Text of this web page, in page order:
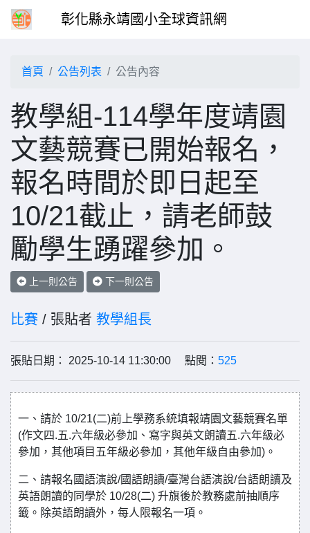
彰化縣永靖國小全球資訊網
首頁 公告列表 公告內容
教學組-114學年度靖園
文藝競賽已開始報名，
報名時間於即日起至
10/21截止，請老師鼓
勵學生踴躍參加。
上一則公告 下一則公告
比賽 / 張貼者 教學組長
張貼日期： 2025-10-14 11:30:00 點閱： 525
一、請於 10/21(二)前上學務系統填報靖園文藝競賽名單
(作文四.五.六年級必參加、寫字與英文朗讀五.六年級必
參加，其他項目五年級必參加，其他年級自由參加)。
二、請報名國語演說/國語朗讀/臺灣台語演說/台語朗讀及
英語朗讀的同學於 10/28(二) 升旗後於教務處前抽順序
籤。除英語朗讀外，每人限報名一項。